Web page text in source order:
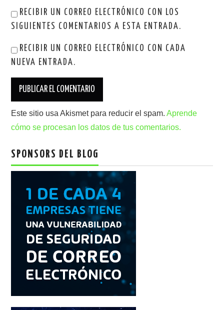
RECIBIR UN CORREO ELECTRÓNICO CON LOS
SIGUIENTES COMENTARIOS A ESTA ENTRADA.
RECIBIR UN CORREO ELECTRÓNICO CON CADA
NUEVA ENTRADA.
Este sitio usa Akismet para reducir el spam.Aprende
cómo se procesan los datos de tus comentarios.
SPONSORS DEL BLOG